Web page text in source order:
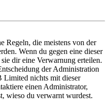
Regeln, die meistens von der
Wenn du gegen eine dieser
dir eine Verwarnung erteilen.
der Administration
Limited nichts mit dieser
einen Administrator,
wieso du verwarnt wurdest.